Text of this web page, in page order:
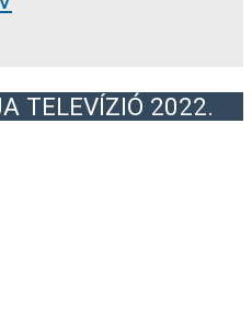
TELEVÍZIÓ 2022.